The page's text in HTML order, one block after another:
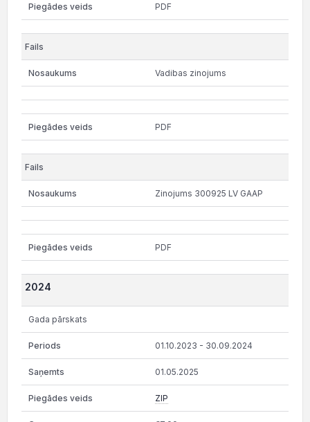
PDF
Vadibas zinojums
PDF
Zinojums 300925 LV GAAP
PDF
2024
Gada pārskats
01.10.2023 - 30.09.2024
01.05.2025
ZIP